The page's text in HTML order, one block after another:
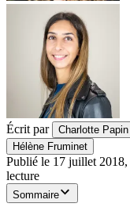
Écrit par Charlotte Papin
Hélène Fruminet
Publié le 17 juillet 2018,
lecture
Sommaire